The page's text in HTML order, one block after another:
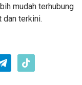
mudah terhubung
dan terkini.
tiktok